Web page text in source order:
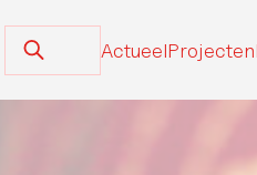
ActueelProjecten